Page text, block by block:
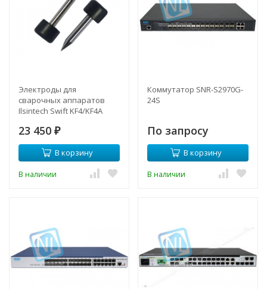
Электроды для
сварочных аппаратов
Ilsintech Swift KF4/KF4A
23 450 ₽
В корзину
В наличии
Коммутатор SNR-S2970G-
24S
По запросу
В корзину
В наличии